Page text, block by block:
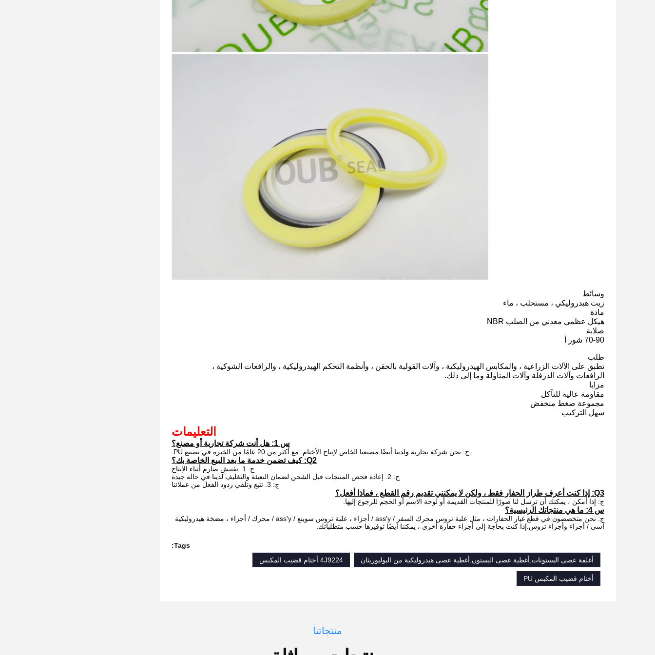
وسائط
زيت هيدروليكي ، مستحلب ، ماء
مادة
هيكل عظمي معدني من الصلب NBR
صلابة
70-90 شور أ
طلب
تطبق على الآلات الزراعية ، والمكابس الهيدروليكية ، وآلات القولبة بالحقن ، وأنظمة التحكم الهيدروليكية ، والرافعات الشوكية ،
الرافعات وآلات الدرفلة وآلات المناولة وما إلى ذلك.
مزايا
مقاومة عالية للتآكل
مجموعة ضغط منخفض
سهل التركيب
التعليمات
س 1: هل أنت شركة تجارية أو مصنع؟
ج: نحن شركة تجارية ولدينا أيضًا مصنعنا الخاص لإنتاج الأختام. مع أكثر من 20 عامًا من الخبرة في تصنيع PU.
Q2: كيف تضمن خدمة ما بعد البيع الخاصة بك؟
ج: 1. تفتيش صارم أثناء الإنتاج
ج: 2. إعادة فحص المنتجات قبل الشحن لضمان التعبئة والتغليف لدينا في حالة جيدة
ج: 3. تتبع وتلقي ردود الفعل من عملائنا
Q3: إذا كنت أعرف طراز الحفار فقط ، ولكن لا يمكنني تقديم رقم القطع ، فماذا أفعل؟
ج: إذا أمكن ، يمكنك أن ترسل لنا صورًا للمنتجات القديمة أو لوحة الاسم أو الحجم للرجوع إليها.
س 4: ما هي منتجاتك الرئيسية؟
ج: نحن متخصصون في قطع غيار الحفارات ، مثل علبة تروس محرك السفر / ass'y / أجزاء ، علبة تروس سوينغ / ass'y / محرك / أجزاء ، مضخة هيدروليكية
آسى / أجزاء وأجزاء تروس.إذا كنت بحاجة إلى أجزاء حفارة أخرى ، يمكننا أيضًا توفيرها حسب متطلباتك.
Tags:
أغلفة عصى البستونات,أغطية عصى البستون,أغطية عصى هيدروليكية من البوليوريثان
4J9224 أختام قضيب المكبس
أختام قضيب المكبس PU
منتجاتنا